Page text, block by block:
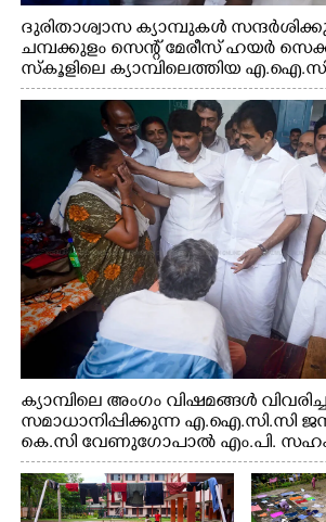
ദുരിതാശ്വാസ ക്യാമ്പുകൾ
ചമ്പക്കുളം സെന്റ് മേരീസ് ഹയർ
സ്കൂളിലെ ക്യാമ്പിലെത്തിയ
സെക്രട്ടറി കെ.സി വേണുഗോപാൽ
എടുത്ത് ലാളിച്ചപ്പോൾ.
വകുപ്പ് മന്ത്രി എം. ലിജു, കൃഷിവകുപ്പ്
റെജി ചെറിയാൻ എം. എൽ. എ
ക്യാമ്പിലെ അംഗം വിഷമങ്ങൾ
സമാധാനിപ്പിക്കുന്ന എ.ഐ.സി.സി
കെ.സി വേണുഗോപാൽ എം.പി.
എക്സൈസ് വകുപ്പ് മന്ത്രി എം. ലിജു,